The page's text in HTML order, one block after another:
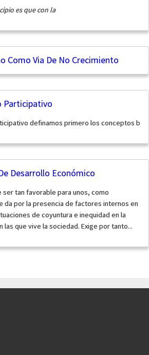
es que con la
Como Via De No Crecimiento
Participativo
definamos primero los conceptos b
Desarrollo Económico
tan favorable para unos, como
por la presencia de factores internos en
de coyuntura e inequidad en la
que vive la sociedad. Exige por tanto...